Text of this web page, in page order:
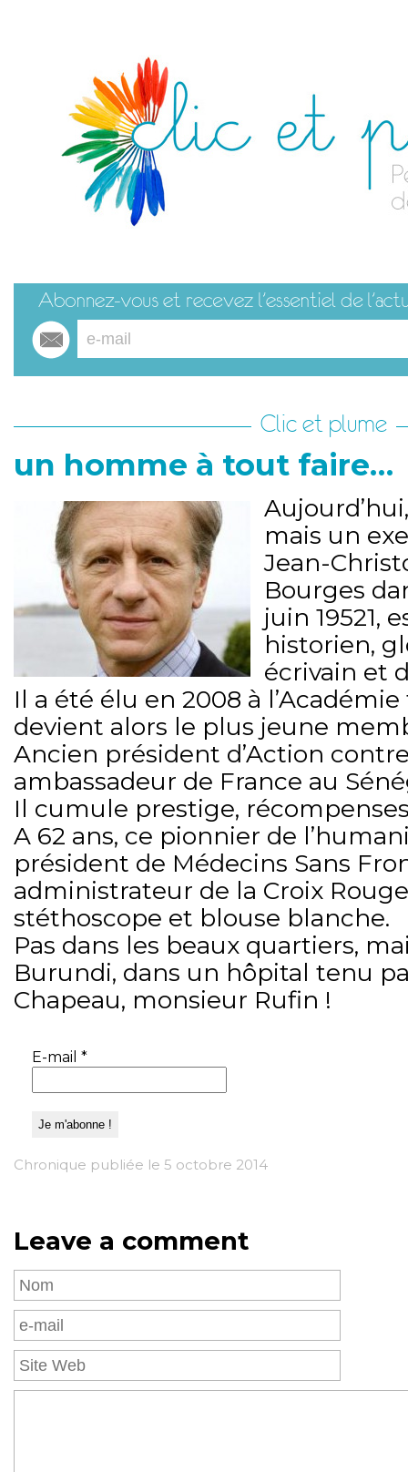
Clic et plume
un homme à tout faire…
mais un
Jean-
Bourges
juin 19521,
historien,
écrivain et
Il a été élu en 2008 à
devient alors le plus jeune
Ancien président d’Action
ambassadeur de France au
Il cumule prestige,
A 62 ans, ce pionnier de
président de Médecins Sans
administrateur de la Croix
stéthoscope et blouse blanche.
Pas dans les beaux quartiers,
Burundi, dans un hôpital tenu
Chapeau, monsieur Rufin !
E-mail *
Chronique publiée le 5 octobre 2014
Leave a comment